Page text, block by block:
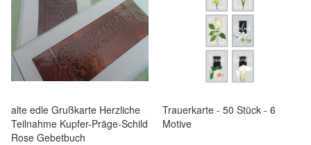
alte edle Grußkarte Herzliche
Teilnahme Kupfer-Präge-Schild
Rose Gebetbuch
Trauerkarte - 50 Stück - 6
Motive